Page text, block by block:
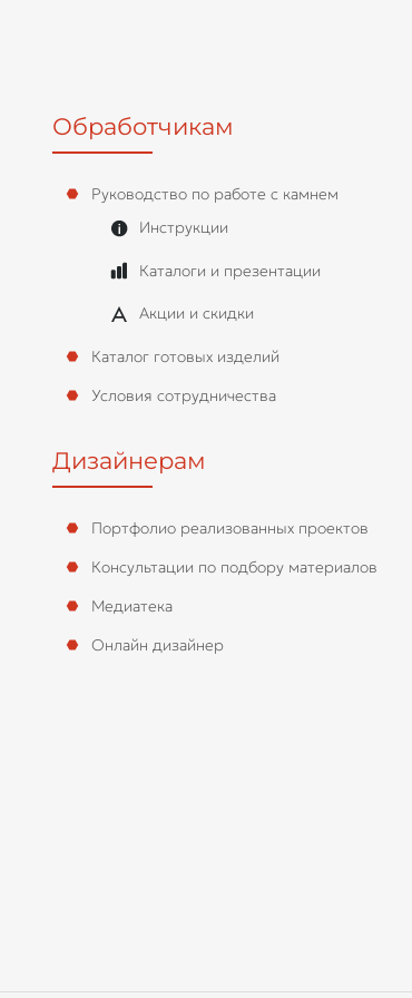
Обработчикам
Руководство по работе с камнем
Инструкции
Каталоги и презентации
Акции и скидки
Каталог готовых изделий
Условия сотрудничества
Дизайнерам
Портфолио реализованных проектов
Консультации по подбору материалов
Медиатека
Онлайн дизайнер